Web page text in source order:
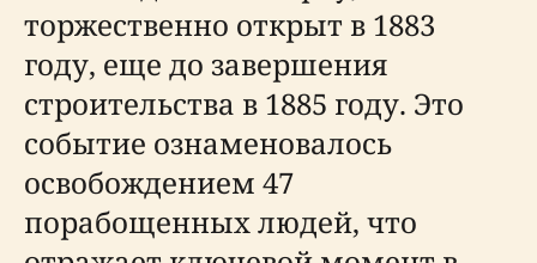
торжественно открыт в 1883
году, еще до завершения
строительства в 1885 году. Это
событие ознаменовалось
освобождением 47
порабощенных людей, что